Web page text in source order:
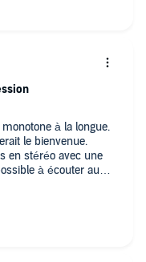
à la longue.
le bienvenue.
en stéréo avec une
à écouter au